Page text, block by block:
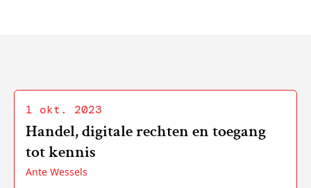
1 okt. 2023
Handel, digitale rechten en toegang
tot kennis
Ante Wessels